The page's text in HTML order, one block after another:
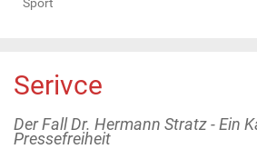
Serivce
Der Fall Dr. Hermann Stratz - Ein
Pressefreiheit